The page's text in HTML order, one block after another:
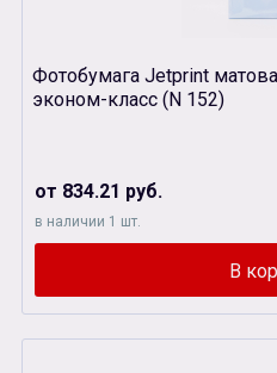
Фотобумага Jetprint
эконом-класс (N 152)
от 834.21 руб.
в наличии 1 шт.